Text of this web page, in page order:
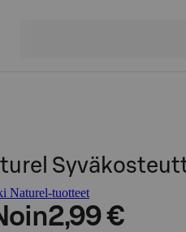
Naturel-tuotteet
2,99 €